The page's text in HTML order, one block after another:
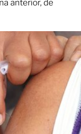
anterior, de